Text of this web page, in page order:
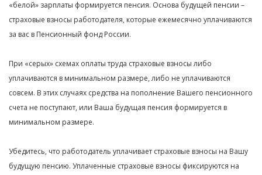
«белой» зарплаты формируется пенсия. Основа будущей пенсии –
страховые взносы работодателя, которые ежемесячно уплачиваются
за вас в Пенсионный фонд России.
При «серых» схемах оплаты труда страховые взносы либо
уплачиваются в минимальном размере, либо не уплачиваются
совсем. В этих случаях средства на пополнение Вашего пенсионного
счета не поступают, или Ваша будущая пенсия формируется в
минимальном размере.
Убедитесь, что работодатель уплачивает страховые взносы на Вашу
будущую пенсию. Уплаченные страховые взносы фиксируются на